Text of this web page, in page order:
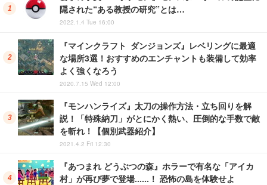
隠された“ある教授の研究”とは…
2022.1.4 Tue 16:00
『マインクラフト ダンジョンズ』レベリングに最適
な場所3選！おすすめのエンチャントも装備して効率
よく強くなろう
2020.7.15 Wed 12:00
『モンハンライズ』太刀の操作方法・立ち回りを解
説！「特殊納刀」がとにかく熱い、圧倒的な手数で敵
を斬れ！【個別武器紹介】
2021.4.2 Fri 12:30
『あつまれ どうぶつの森』ホラーで有名な「アイカ
村」が再び夢で登場……！ 恐怖の島を体験せよ